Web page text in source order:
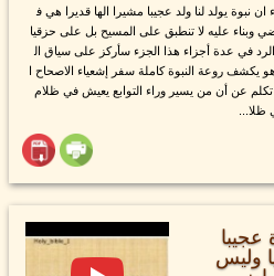
ان نبوة يولد لنا ولد عجيبا مشيرا الها قديرا هي ف
وبناء عليه لا تنطبق على المسيح بل على حزقيا
في عدة أجزاء هذا الجزء سأركز على سياق ال
يكشف روعة النبوة كاملة سفر إشعياء الاصحاح ا
عن أن من يسير وراء التوابع يعيش في ظلام
ظلا...
عجيبا
وليس